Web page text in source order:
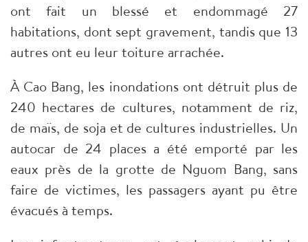
ont fait un blessé et endommagé 27
habitations, dont sept gravement, tandis que 13
autres ont eu leur toiture arrachée.
À Cao Bang, les inondations ont détruit plus de
240 hectares de cultures, notamment de riz,
de maïs, de soja et de cultures industrielles. Un
autocar de 24 places a été emporté par les
eaux près de la grotte de Nguom Bang, sans
faire de victimes, les passagers ayant pu être
évacués à temps.